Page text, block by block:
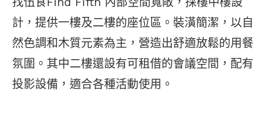
計，提供一樓及二樓的座位區。裝潢簡潔，以自
然色調和木質元素為主，營造出舒適放鬆的用餐
氛圍。其中二樓還設有可租借的會議空間，配有
投影設備，適合各種活動使用。